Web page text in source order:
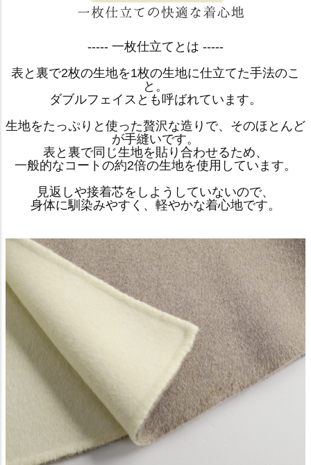
----- 一枚仕立てとは -----
表と裏で2枚の生地を1枚の生地に仕立てた手法のこ
と。
ダブルフェイスとも呼ばれています。
生地をたっぷりと使った贅沢な造りで、そのほとんど
が手縫いです。
表と裏で同じ生地を貼り合わせるため、
一般的なコートの約2倍の生地を使用しています。
見返しや接着芯をしようしていないので、
身体に馴染みやすく、軽やかな着心地です。